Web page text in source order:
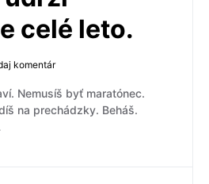
celé leto.
komentár
Nemusíš byť maratónec.
na prechádzky. Beháš.